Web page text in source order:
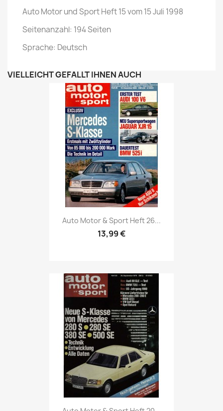
Auto Motor und Sport Heft 15 vom 15 Juli 1998
Seitenanzahl: 194 Seiten
Sprache: Deutsch
VIELLEICHT GEFÄLLT IHNEN AUCH
Vorschau
Auto Motor & Sport Heft 26...
13,99 €
Vorschau